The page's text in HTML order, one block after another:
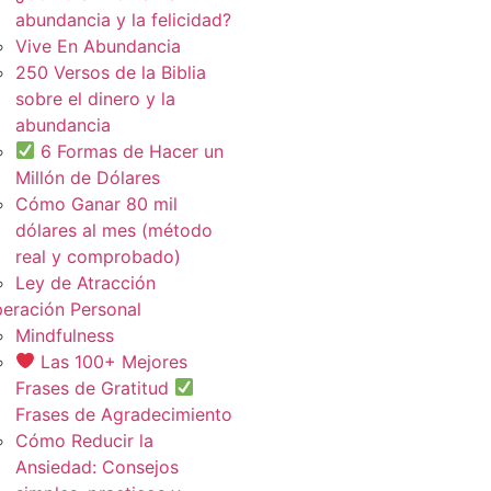
abundancia y la felicidad?
Vive En Abundancia
250 Versos de la Biblia
sobre el dinero y la
abundancia
6 Formas de Hacer un
Millón de Dólares
Cómo Ganar 80 mil
dólares al mes (método
real y comprobado)
Ley de Atracción
Personal
Mindfulness
Las 100+ Mejores
Frases de Gratitud
Frases de Agradecimiento
Cómo Reducir la
Ansiedad: Consejos